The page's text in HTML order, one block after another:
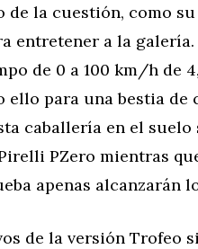
de la cuestión, como
entretener a la
de 0 a 100 km/h de
ello para una bestia de
caballería en el suelo
PZero mientras
apenas alcanzarán
de la versión Trofeo